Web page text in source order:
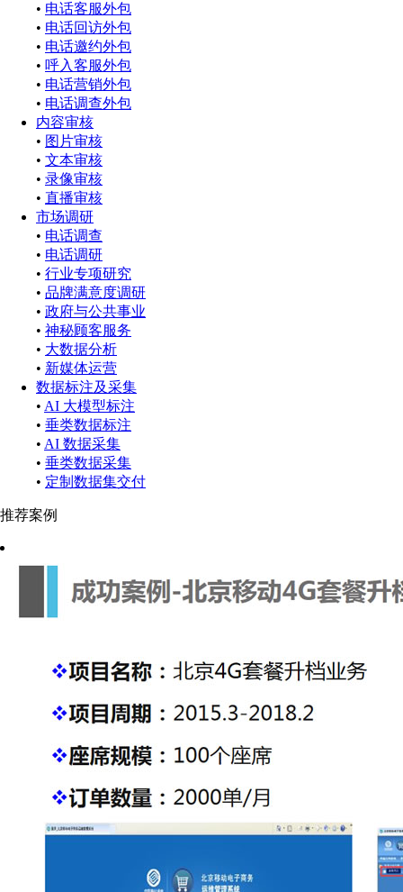
• 电话客服外包
• 电话回访外包
• 电话邀约外包
• 呼入客服外包
• 电话营销外包
• 电话调查外包
内容审核
• 图片审核
• 文本审核
• 录像审核
• 直播审核
市场调研
• 电话调查
• 电话调研
• 行业专项研究
• 品牌满意度调研
• 政府与公共事业
• 神秘顾客服务
• 大数据分析
• 新媒体运营
数据标注及采集
• AI 大模型标注
• 垂类数据标注
• AI 数据采集
• 垂类数据采集
• 定制数据集交付
推荐案例